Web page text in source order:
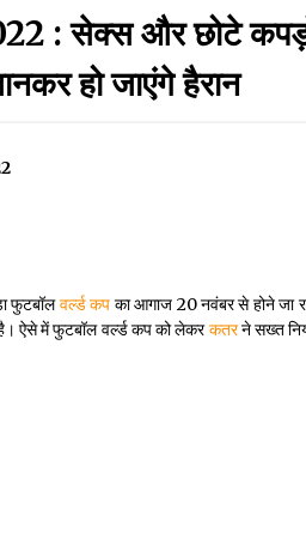
हुए सीएम,आधुनिक
पर रखने की घोषणा
May
: सेक्स और छोटे
हो जाएंगे हैरान
फुटबॉलवर्ल्ड कप का आगाज 20 नवंबर से होने जा
है। ऐसे में फुटबॉल वर्ल्ड कप को लेकरकतरने सख्त